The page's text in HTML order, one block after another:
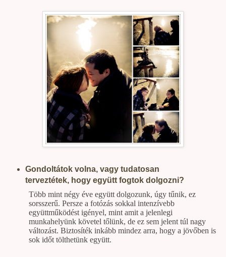
Gondoltátok volna, vagy tudatosan
terveztétek, hogy együtt fogtok dolgozni?
Több mint négy éve együtt dolgozunk, úgy tűnik, ez
sorsszerű. Persze a fotózás sokkal intenzívebb
együttműködést igényel, mint amit a jelenlegi
munkahelyünk követel tőlünk, de ez sem jelent túl nagy
változást. Biztosíték inkább mindez arra, hogy a jövőben is
sok időt tölthetünk együtt.